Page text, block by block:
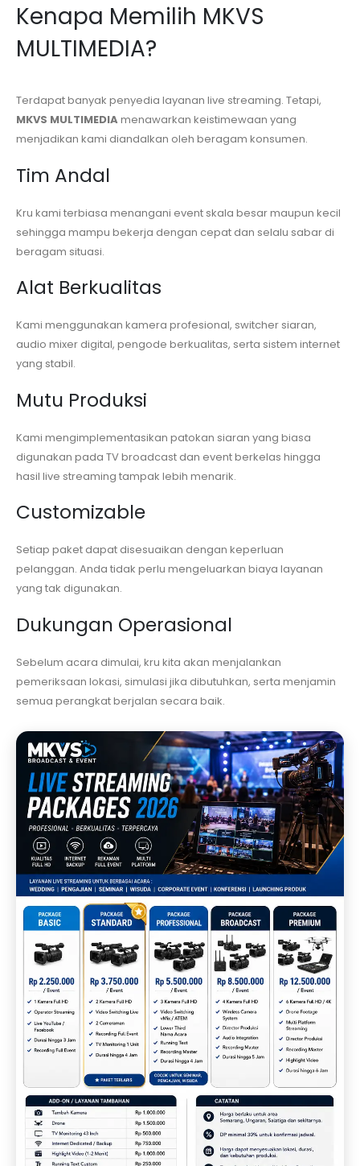
Kenapa Memilih MKVS
MULTIMEDIA?
Terdapat banyak penyedia layanan live streaming. Tetapi,
MKVS MULTIMEDIAmenawarkan keistimewaan yang
menjadikan kami diandalkan oleh beragam konsumen.
Tim Andal
Kru kami terbiasa menangani event skala besar maupun kecil
sehingga mampu bekerja dengan cepat dan selalu sabar di
beragam situasi.
Alat Berkualitas
Kami menggunakan kamera profesional, switcher siaran,
audio mixer digital, pengode berkualitas, serta sistem internet
yang stabil.
Mutu Produksi
Kami mengimplementasikan patokan siaran yang biasa
digunakan pada TV broadcast dan event berkelas hingga
hasil live streaming tampak lebih menarik.
Customizable
Setiap paket dapat disesuaikan dengan keperluan
pelanggan. Anda tidak perlu mengeluarkan biaya layanan
yang tak digunakan.
Dukungan Operasional
Sebelum acara dimulai, kru kita akan menjalankan
pemeriksaan lokasi, simulasi jika dibutuhkan, serta menjamin
semua perangkat berjalan secara baik.